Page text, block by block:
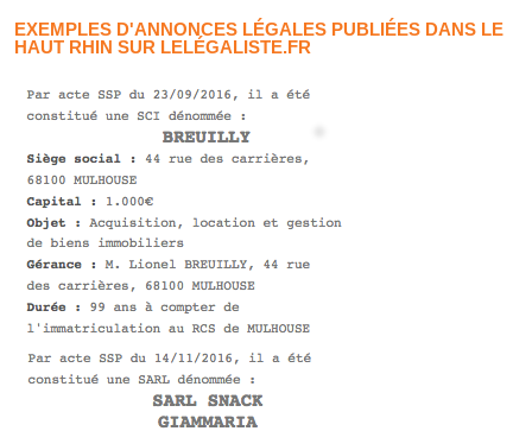
EXEMPLES D'ANNONCES LÉGALES PUBLIÉES DANS LE
HAUT RHIN SUR LELÉGALISTE.FR